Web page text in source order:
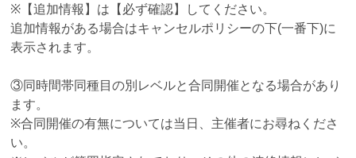
※【追加情報】は【必ず確認】してください。
追加情報がある場合はキャンセルポリシーの下(一番下)に
表示されます。
③同時間帯同種目の別レベルと合同開催となる場合があり
ます。
※合同開催の有無については当日、主催者にお尋ねくださ
い。